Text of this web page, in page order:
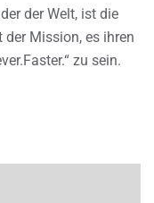
der Welt, ist die
der Mission, es ihren
zu sein.